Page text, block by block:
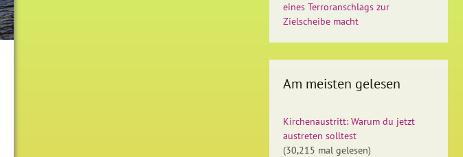
eines Terroranschlags zur
Zielscheibe macht
Am meisten gelesen
Kirchenaustritt: Warum du jetzt
austreten solltest
(30,215 mal gelesen)